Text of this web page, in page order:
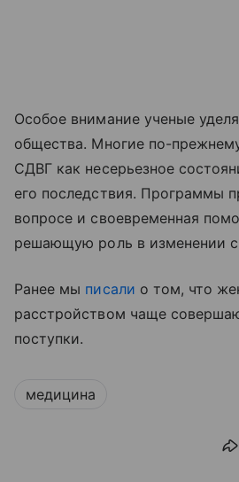
Особое внимание ученые
общества. Многие по-
СДВГ как несерьезное
его последствия. Программы
вопросе и своевременная
решающую роль в изменении
Ранее мы писали о том, что
расстройством чаще
поступки.
медицина